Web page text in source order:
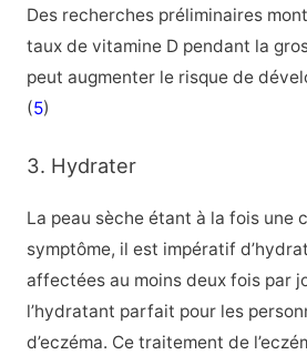
Des recherches préliminaires
taux de vitamine D pendant la
peut augmenter le risque de
(5)
3. Hydrater
La peau sèche étant à la fois une
symptôme, il est impératif
affectées au moins deux fois par
l’hydratant parfait pour les
d’eczéma. Ce traitement de